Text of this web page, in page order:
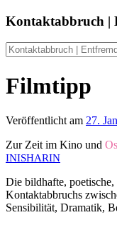
Kontaktabbruch |
Filmtipp
Veröffentlicht am 27.
Zur Zeit im Kino und
INISHARIN
Die bildhafte,
Kontaktabbruchs
Sensibilität, Dramatik,